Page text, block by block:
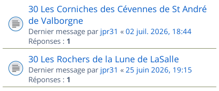
30 Les Corniches des Cévennes de St André
de Valborgne
Dernier message par jpr31 « 02 juil. 2026, 18:44
Réponses : 1
30 Les Rochers de la Lune de LaSalle
Dernier message par jpr31 « 25 juin 2026, 19:15
Réponses : 1